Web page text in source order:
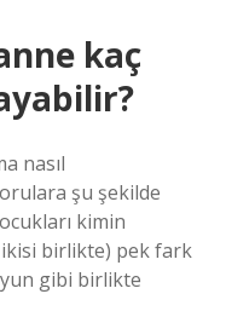
kaç
nasıl
şu şekilde
kimin
ikisi birlikte) pek fark
gibi birlikte